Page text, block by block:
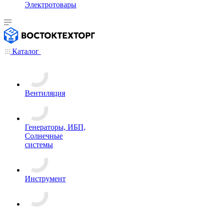
Электротовары
Каталог
Вентиляция
Генераторы, ИБП,
Солнечные
системы
Инструмент